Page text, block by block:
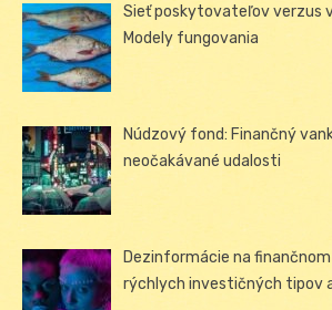
Sieť poskytovateľov verzus
Modely fungovania
Núdzový fond: Finančný
neočakávané udalosti
Dezinformácie na
rýchlych investičných tipov